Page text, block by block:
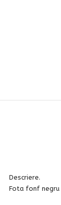
Descriere.
Fota fonf negru